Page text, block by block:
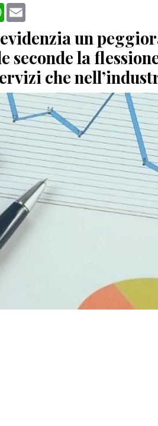
WhatsApp
un
seconde la
che